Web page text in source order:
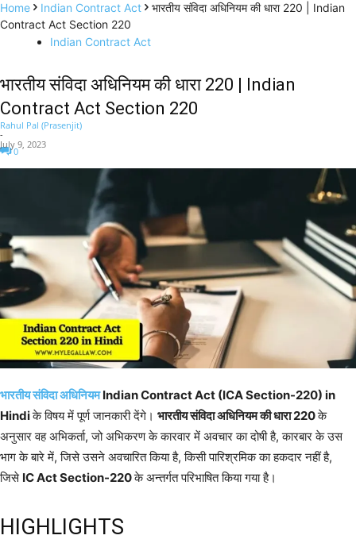
Home Indian Contract Act
भारतीय संविदा अधिनियम की धारा 220 | Indian
Contract Act Section 220
Indian Contract Act
भारतीय संविदा अधिनियम की धारा 220 | Indian
Contract Act Section 220
Rahul Pal (Prasenjit)
-
July 9, 2023
0
भारतीय संविदा अधिनियमIndian Contract Act (ICA Section-220) in
Hindiके विषय में पूर्ण जानकारी देंगे। भारतीय संविदा अधिनियम की धारा 220के
अनुसार वह अभिकर्ता, जो अभिकरण के कारवार में अवचार का दोषी है, कारबार के उस
भाग के बारे में, जिसे उसने अवचारित किया है, किसी पारिश्रमिक का हकदार नहीं है,
जिसे IC Act Section-220के अन्तर्गत परिभाषित किया गया है।
HIGHLIGHTS